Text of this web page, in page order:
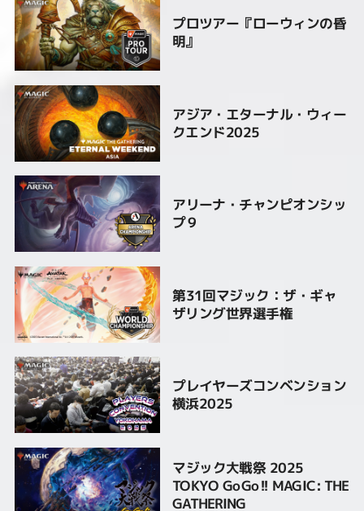
プロツアー『ローウィンの昏
明』
アジア・エターナル・ウィー
クエンド2025
アリーナ・チャンピオンシッ
プ９
第31回マジック：ザ・ギャ
ザリング世界選手権
プレイヤーズコンベンション
横浜2025
マジック大戦祭 2025
TOKYO GoGo!! MAGIC: THE
GATHERING